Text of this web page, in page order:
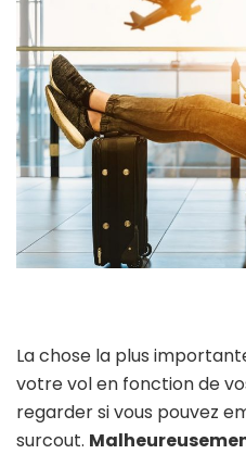
La chose la plus
votre vol en fonction de
regarder si vous pouvez
surcout.